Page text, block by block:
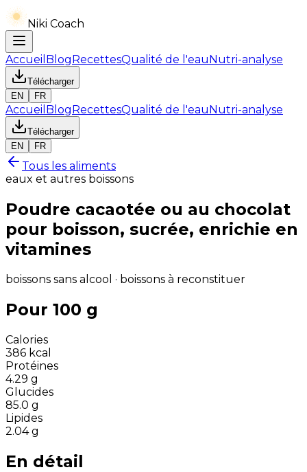
Niki Coach
Accueil BlogRecettesQualité de l'eauNutri-analyse
Télécharger
EN
FR
Accueil BlogRecettesQualité de l'eauNutri-analyse
Télécharger
EN
FR
Tous les aliments
eaux et autres boissons
Poudre cacaotée ou au chocolat
pour boisson, sucrée, enrichie en
vitamines
boissons sans alcool · boissons à reconstituer
Pour 100 g
Calories
386 kcal
Protéines
4.29 g
Glucides
85.0 g
Lipides
2.04 g
En détail